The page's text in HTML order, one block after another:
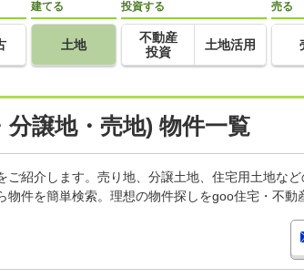
建てる
土地
投資する
不動産
投資
土地活用
売る
譲地・売地) 物件一覧
紹介します。売り地、分譲土地、住宅用土地な
件を簡単検索。理想の物件探しをgoo住宅・不動